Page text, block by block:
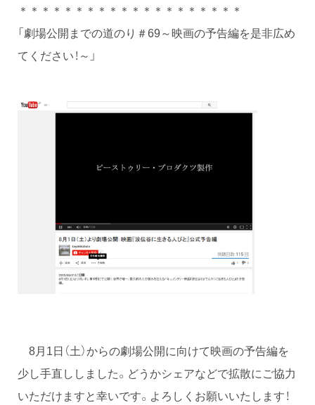
＊＊＊＊＊＊＊＊＊＊＊＊＊＊＊＊＊＊＊＊
「劇場公開までの道のり＃69～映画の予告編を是非広め
てください！～」
8月1日（土）からの劇場公開に向けて映画の予告編を
少し手直ししました。どうかシェアなどで拡散にご協力
いただけますと幸いです。よろしくお願いいたします！